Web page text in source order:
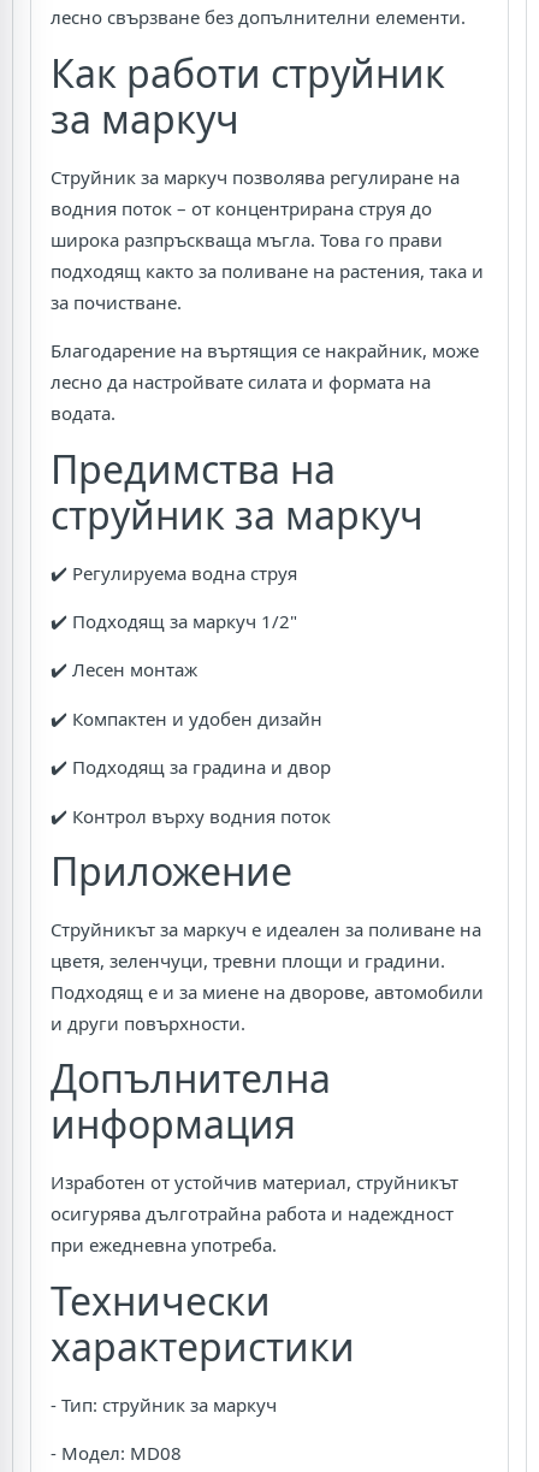
лесно свързване без допълнителни елементи.
Как работи струйник
за маркуч
Струйник за маркуч позволява регулиране на
водния поток – от концентрирана струя до
широка разпръскваща мъгла. Това го прави
подходящ както за поливане на растения, така и
за почистване.
Благодарение на въртящия се накрайник, може
лесно да настройвате силата и формата на
водата.
Предимства на
струйник за маркуч
✔️ Регулируема водна струя
✔️ Подходящ за маркуч 1/2"
✔️ Лесен монтаж
✔️ Компактен и удобен дизайн
✔️ Подходящ за градина и двор
✔️ Контрол върху водния поток
Приложение
Струйникът за маркуч е идеален за поливане на
цветя, зеленчуци, тревни площи и градини.
Подходящ е и за миене на дворове, автомобили
и други повърхности.
Допълнителна
информация
Изработен от устойчив материал, струйникът
осигурява дълготрайна работа и надеждност
при ежедневна употреба.
Технически
характеристики
- Тип: струйник за маркуч
- Модел: MD08